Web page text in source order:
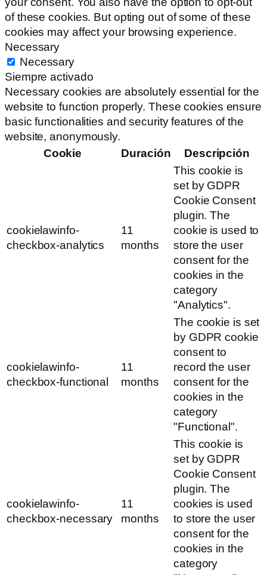
of these cookies. But opting out of some of these
cookies may affect your browsing experience.
Necessary
Necessary
Siempre activado
Necessary cookies are absolutely essential for the
website to function properly. These cookies ensure
basic functionalities and security features of the
website, anonymously.
Cookie
Duración Descripción
cookielawinfo-
checkbox-analytics
11
months
This cookie is
set by GDPR
Cookie Consent
plugin. The
cookie is used to
store the user
consent for the
cookies in the
category
"Analytics".
cookielawinfo-
checkbox-functional
11
months
The cookie is set
by GDPR cookie
consent to
record the user
consent for the
cookies in the
category
"Functional".
cookielawinfo-
checkbox-necessary
11
months
This cookie is
set by GDPR
Cookie Consent
plugin. The
cookies is used
to store the user
consent for the
cookies in the
category